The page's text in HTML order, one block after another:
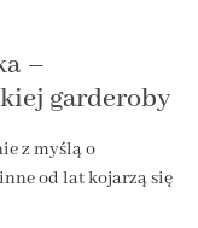
–
garderoby
z myślą o
od lat kojarzą się